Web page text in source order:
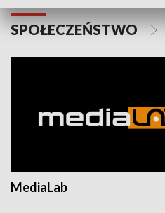
SPOŁECZEŃSTWO
MediaLab